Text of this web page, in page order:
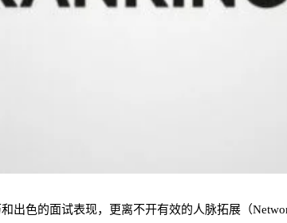
出色的面试表现，更离不开有效的人脉拓展（